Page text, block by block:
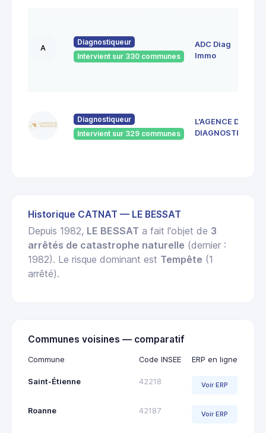
A
Diagnostiqueur
Intervient sur 330 communes
ADC Diag
Immo
Diagnostiqueur
Intervient sur 329 communes
L'AGENCE DU
DIAGNOSTIC
Historique CATNAT — LE BESSAT
Depuis 1982, LE BESSAT a fait l'objet de 3
arrêtés de catastrophe naturelle (dernier :
1982). Le risque dominant est Tempête (1
arrêté).
Communes voisines — comparatif
Commune Code INSEE ERP en ligne
Saint-Étienne 42218 Voir ERP
Roanne 42187 Voir ERP